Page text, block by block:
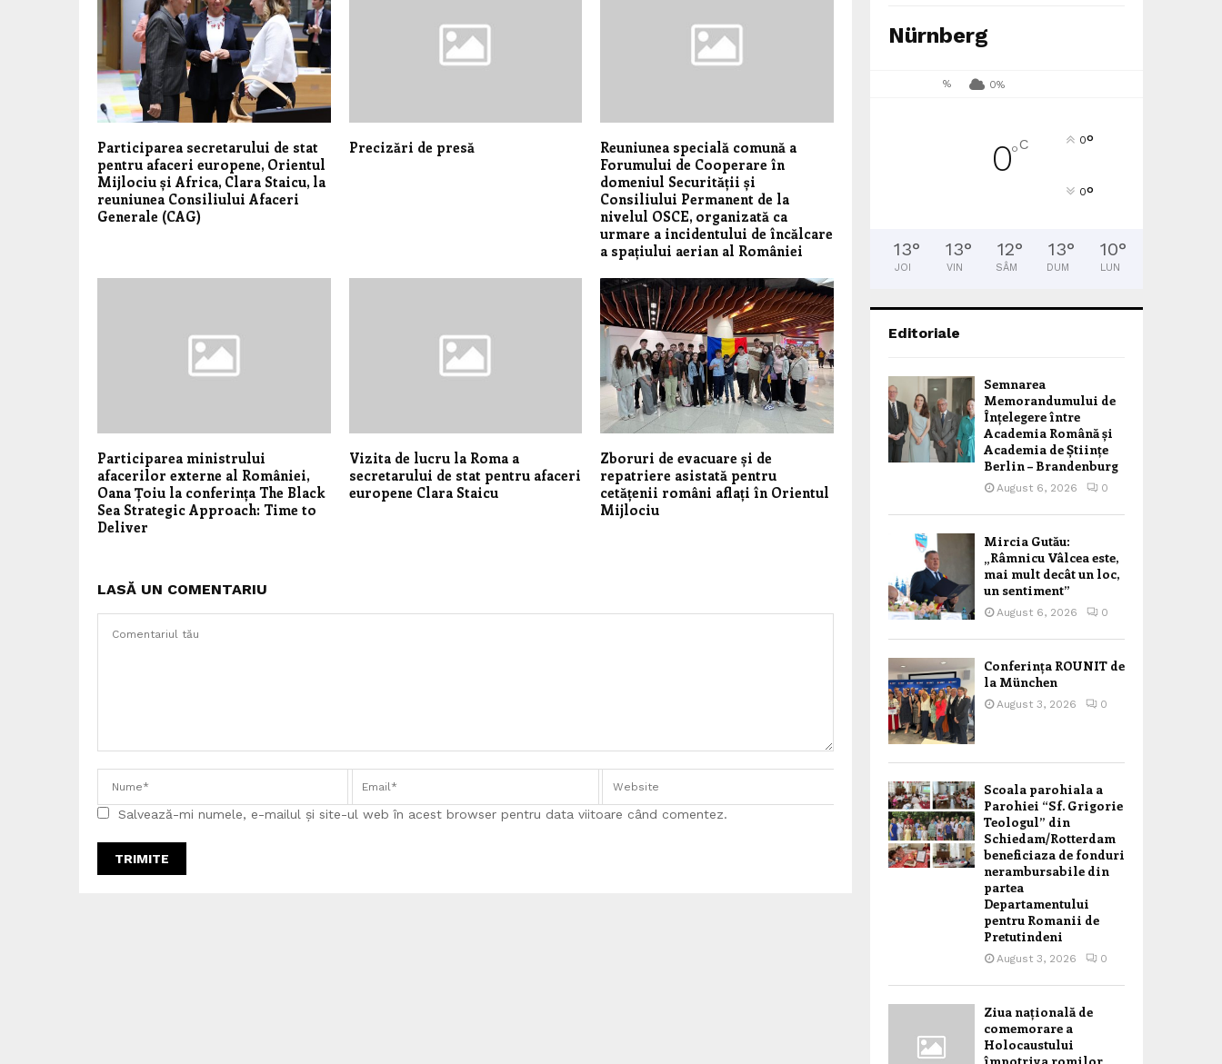
Participarea secretarului de stat
pentru afaceri europene, Orientul
Mijlociu și Africa, Clara Staicu, la
reuniunea Consiliului Afaceri
Generale (CAG)
Precizări de presă
Reuniunea specială comună a
Forumului de Cooperare în
domeniul Securității și
Consiliului Permanent de la
nivelul OSCE, organizată ca
urmare a incidentului de încălcare
a spațiului aerian al României
Participarea ministrului
afacerilor externe al României,
Oana Țoiu la conferința The Black
Sea Strategic Approach: Time to
Deliver
Vizita de lucru la Roma a
secretarului de stat pentru afaceri
europene Clara Staicu
Zboruri de evacuare și de
repatriere asistată pentru
cetățenii români aflați în Orientul
Mijlociu
LASĂ UN COMENTARIU
Salvează-mi numele, e-mailul și site-ul web în acest browser pentru data viitoare când comentez.
Nürnberg
% 0%
0°C 0°
0°
13°
JOI
13°
VIN
12°
SÂM
13°
DUM
10°
LUN
Editoriale
Semnarea
Memorandumului de
Înțelegere între
Academia Română și
Academia de Științe
Berlin – Brandenburg
August 6, 2026 0
Mircia Gutău:
„Râmnicu Vâlcea este,
mai mult decât un loc,
un sentiment”
August 6, 2026 0
Conferința ROUNIT de
la München
August 3, 2026 0
Scoala parohiala a
Parohiei “Sf. Grigorie
Teologul” din
Schiedam/Rotterdam
beneficiaza de fonduri
nerambursabile din
partea
Departamentului
pentru Romanii de
Pretutindeni
August 3, 2026 0
Ziua națională de
comemorare a
Holocaustului